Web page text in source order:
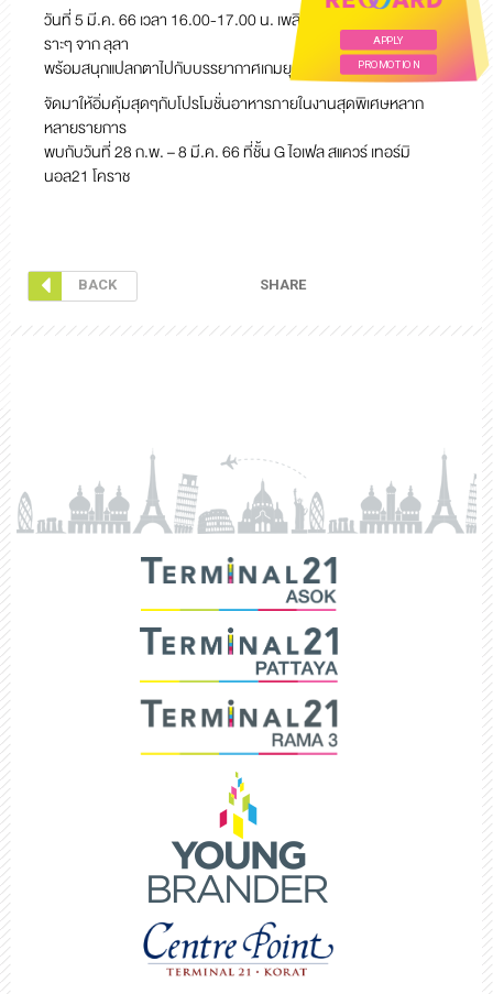
APPLY
PROMOTION
วันที่ 5 มี.ค. 66 เวลา 16.00-17.00 น. เพลิดเพลินไปกับเสียงเพลงเพ
ราะๆ จาก ลุลา
พร้อมสนุกแปลกตาไปกับบรรยากาศเกมยุค 90’s
จัดมาให้อิ่มคุ้มสุดๆกับโปรโมชั่นอาหารภายในงานสุดพิเศษหลาก
หลายรายการ
พบกับวันที่ 28 ก.พ. – 8 มี.ค. 66 ที่ชั้น G ไอเฟล สแควร์ เทอร์มิ
นอล21 โคราช
BACK SHARE